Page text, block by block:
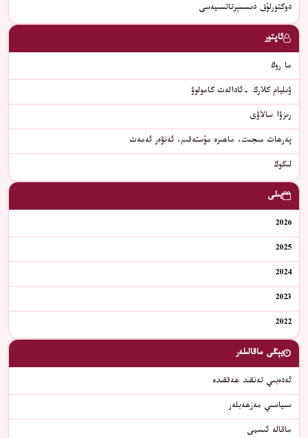
دوكتورلۇق دىسسېرتاتسىيەسى
ئاپتور
ما روڭ
ۋىليام كلارك -ئادالەت كامولوۋ
رىزۋا سالاۋى
پەرھات مىجىت، ماھىرە مۇستەقىم، ئەنۋەر ئەمەت
لىكوك
يىلى
2026
2025
2024
2023
2022
يېڭى ماقالىلەر
ئەدەبىي تەنقىد ھەققىدە
سىياسىي مەزھەبلەر
ماقالە ئىسمى